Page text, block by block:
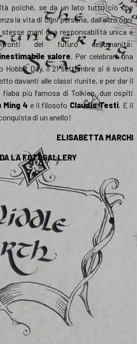
poiché, se da un lato tutto ciò che
la vita di ogni persona, dall’altro ogni
mani una responsabilità unica e
del futuro dell’umanità:
valore . Per celebrare una
Hobbit Day, il 21 settembre si è svolta
davanti alle classi riunite, e per dar il
fiaba più famosa di Tolkien, due ospiti
Ming 4 e il filosofo Claudio Testi . E il
di un anello!
ELISABETTA MARCHI
LA FOTOGALLERY